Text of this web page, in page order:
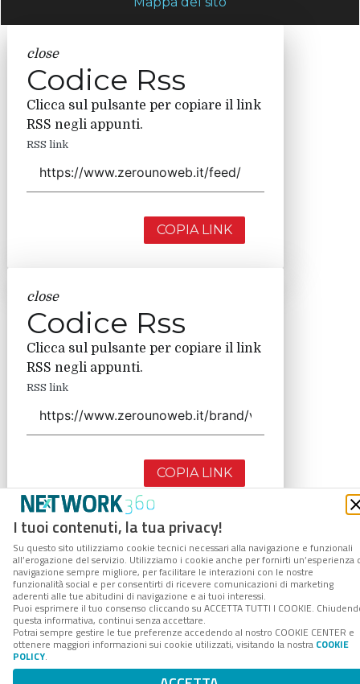
I tuoi contenuti, la tua privacy!
Su questo sito utilizziamo cookie tecnici necessari alla navigazione e funzionali
all’erogazione del servizio. Utilizziamo i cookie anche per fornirti un’esperienza
navigazione sempre migliore, per facilitare le interazioni con le nostre
funzionalità social e per consentirti di ricevere comunicazioni di marketing
aderenti alle tue abitudini di navigazione e ai tuoi interessi.
Puoi esprimere il tuo consenso cliccando su ACCETTA TUTTI I COOKIE.
questa informativa, continui senza accettare.
Potrai sempre gestire le tue preferenze accedendo al nostro COOKIE CENTER e
ottenere maggiori informazioni sui cookie utilizzati, visitando la nostra COOKIE
POLICY.
close
Codice Rss
Clicca sul pulsante per copiare il link
RSS negli appunti.
RSS link
COPIA LINK
close
Codice Rss
Clicca sul pulsante per copiare il link
RSS negli appunti.
RSS link
COPIA LINK